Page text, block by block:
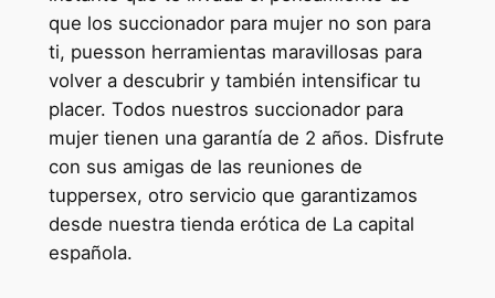
que los succionador para mujer no son para
ti, puesson herramientas maravillosas para
volver a descubrir y también intensificar tu
placer. Todos nuestros succionador para
mujer tienen una garantía de 2 años. Disfrute
con sus amigas de las reuniones de
tuppersex, otro servicio que garantizamos
desde nuestra tienda erótica de La capital
española.